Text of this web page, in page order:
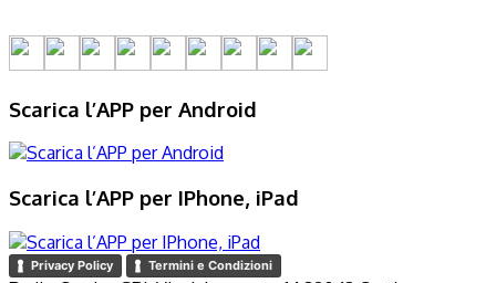
Scarica l’APP per Android
Scarica l’APP per IPhone, iPad
Privacy Policy Termini e Condizioni